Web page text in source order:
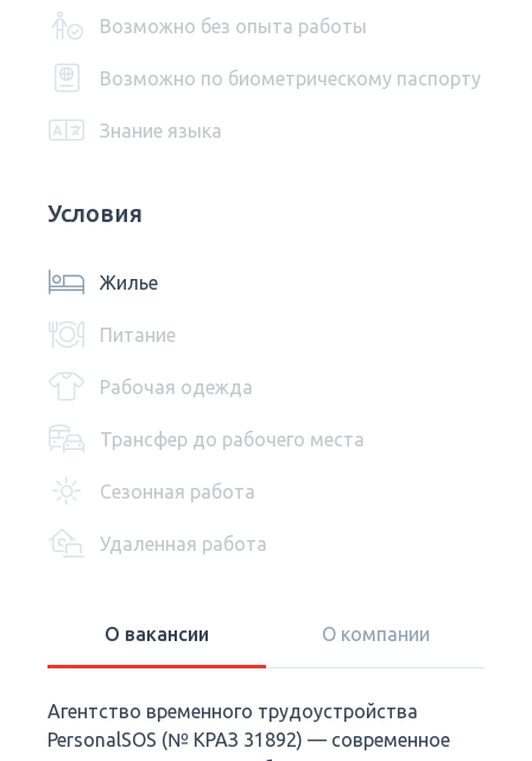
Возможно без опыта работы
Возможно по биометрическому паспорту
Знание языка
Условия
Жилье
Питание
Рабочая одежда
Трансфер до рабочего места
Сезонная работа
Удаленная работа
О вакансии О компании
Агентство временного трудоустройства
PersonalSOS (№ КРАЗ 31892) — современное